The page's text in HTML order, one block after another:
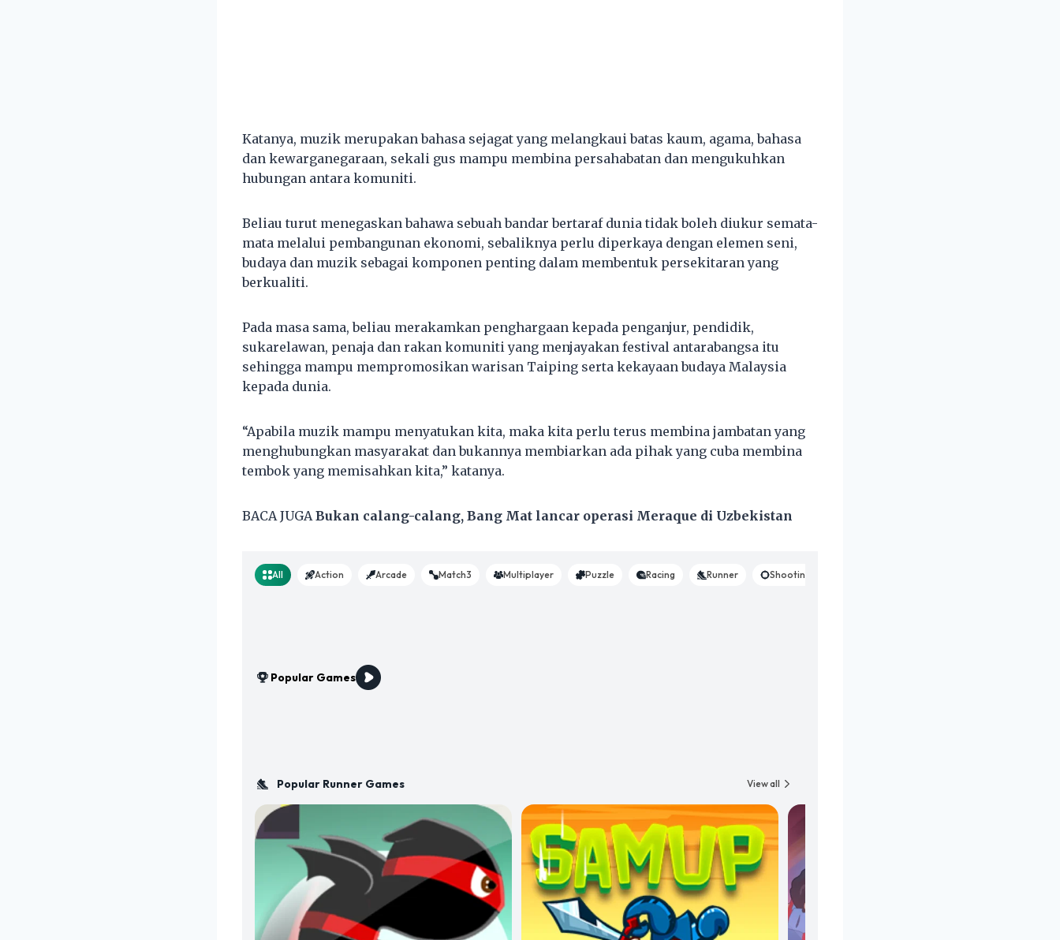
Katanya, muzik merupakan bahasa sejagat yang melangkaui batas kaum, agama, bahasa
dan kewarganegaraan, sekali gus mampu membina persahabatan dan mengukuhkan
hubungan antara komuniti.
Beliau turut menegaskan bahawa sebuah bandar bertaraf dunia tidak boleh diukur semata-
mata melalui pembangunan ekonomi, sebaliknya perlu diperkaya dengan elemen seni,
budaya dan muzik sebagai komponen penting dalam membentuk persekitaran yang
berkualiti.
Pada masa sama, beliau merakamkan penghargaan kepada penganjur, pendidik,
sukarelawan, penaja dan rakan komuniti yang menjayakan festival antarabangsa itu
sehingga mampu mempromosikan warisan Taiping serta kekayaan budaya Malaysia
kepada dunia.
“Apabila muzik mampu menyatukan kita, maka kita perlu terus membina jambatan yang
menghubungkan masyarakat dan bukannya membiarkan ada pihak yang cuba membina
tembok yang memisahkan kita,” katanya.
BACA JUGABukan calang-calang, Bang Mat lancar operasi Meraque di Uzbekistan